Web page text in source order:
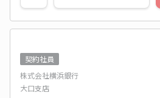
契約社員
株式会社横浜銀行
大口支店